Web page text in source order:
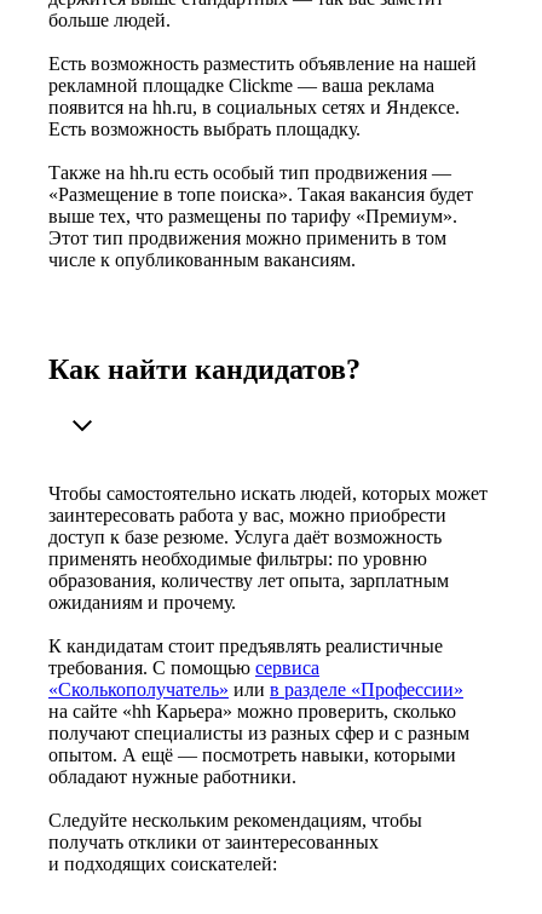
больше людей.
Есть возможность разместить объявление на нашей
рекламной площадке Clickme — ваша реклама
появится на hh.ru, в социальных сетях и Яндексе.
Есть возможность выбрать площадку.
Также на hh.ru есть особый тип продвижения —
«Размещение в топе поиска». Такая вакансия будет
выше тех, что размещены по тарифу «Премиум».
Этот тип продвижения можно применить в том
числе к опубликованным вакансиям.
Как найти кандидатов?
Чтобы самостоятельно искать людей, которых может
заинтересовать работа у вас, можно приобрести
доступ к базе резюме. Услуга даёт возможность
применять необходимые фильтры: по уровню
образования, количеству лет опыта, зарплатным
ожиданиям и прочему.
К кандидатам стоит предъявлять реалистичные
требования. С помощью сервиса
«Сколькополучатель» или в разделе «Профессии»
на сайте «hh Карьера» можно проверить, сколько
получают специалисты из разных сфер и с разным
опытом. А ещё — посмотреть навыки, которыми
обладают нужные работники.
Следуйте нескольким рекомендациям, чтобы
получать отклики от заинтересованных
и подходящих соискателей: